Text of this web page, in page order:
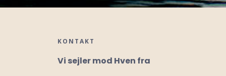
KONTAKT
Vi sejler mod Hven fra